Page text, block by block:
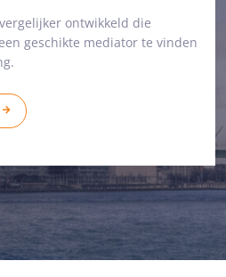
ontwikkeld die
geschikte mediator te vinden